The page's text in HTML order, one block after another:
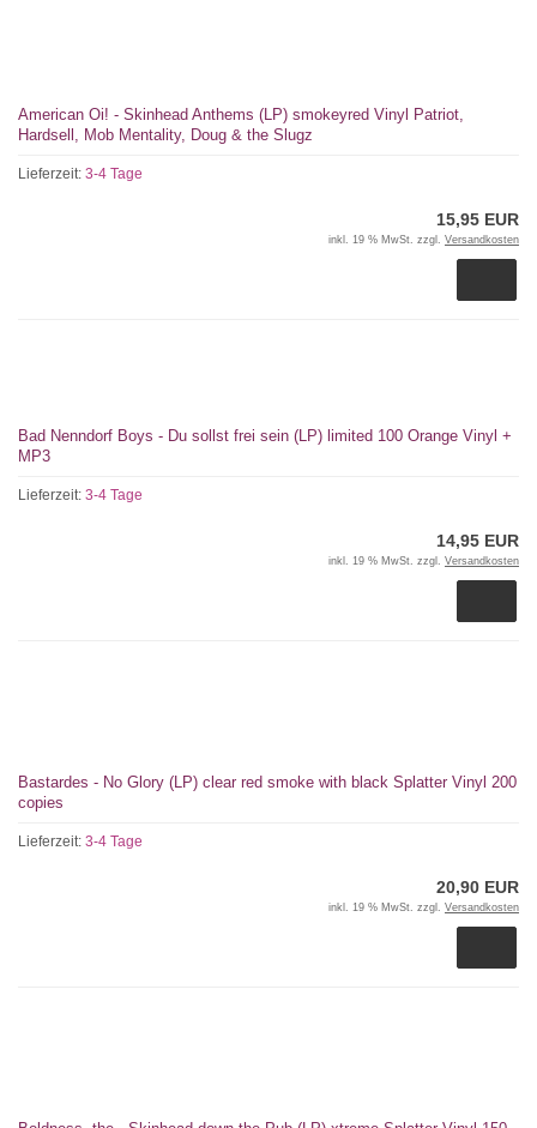
American Oi! - Skinhead Anthems (LP) smokeyred Vinyl Patriot,
Hardsell, Mob Mentality, Doug & the Slugz
Lieferzeit: 3-4 Tage
15,95 EUR
inkl. 19 % MwSt. zzgl. Versandkosten
Bad Nenndorf Boys - Du sollst frei sein (LP) limited 100 Orange Vinyl +
MP3
Lieferzeit: 3-4 Tage
14,95 EUR
inkl. 19 % MwSt. zzgl. Versandkosten
Bastardes - No Glory (LP) clear red smoke with black Splatter Vinyl 200
copies
Lieferzeit: 3-4 Tage
20,90 EUR
inkl. 19 % MwSt. zzgl. Versandkosten